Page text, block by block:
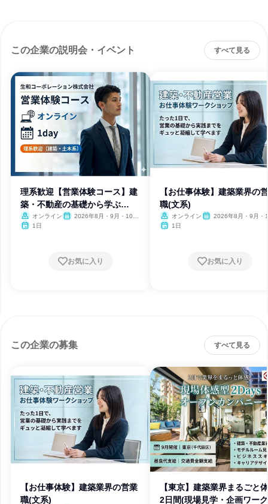
この企業の説明会・イベント すべて見る
理系歓迎【営業体験コース】建
築・不動産の基礎から学ぶ
1DAYオンライン
2026年8月・9月・10
1日
お気に入り
【お仕事体験】建築業界の
職(文系)
オンライン
2026年8月・9月・
1日
お気に入り
この企業の募集 すべて見る
【お仕事体験】建築業界の営業
職(文系)
【東京】建築業界まるごと
2日間(現場見学・企画ワー